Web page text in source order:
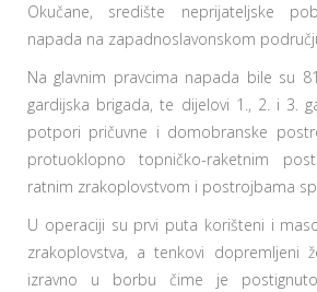
Okučane, središte neprijateljske
napada na zapadnoslavonskom
Na glavnim pravcima napada bile su
gardijska brigada, te dijelovi 1., 2. i 3.
potpori pričuvne i domobranske
protuoklopno topničko-raketnim
ratnim zrakoplovstvom i postrojbama
U operaciji su prvi puta korišteni i
zrakoplovstva, a tenkovi dopremljeni
izravno u borbu čime je